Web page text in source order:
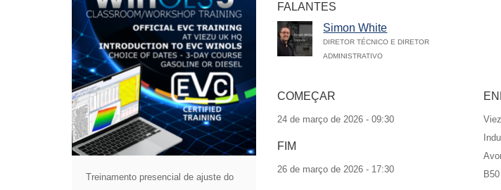
Treinamento presencial de ajuste do
FALANTES
Simon White
DIRETOR TÉCNICO E DIRETOR
ADMINISTRATIVO
COMEÇAR
24 de março de 2026 - 09:30
FIM
26 de março de 2026 - 17:30